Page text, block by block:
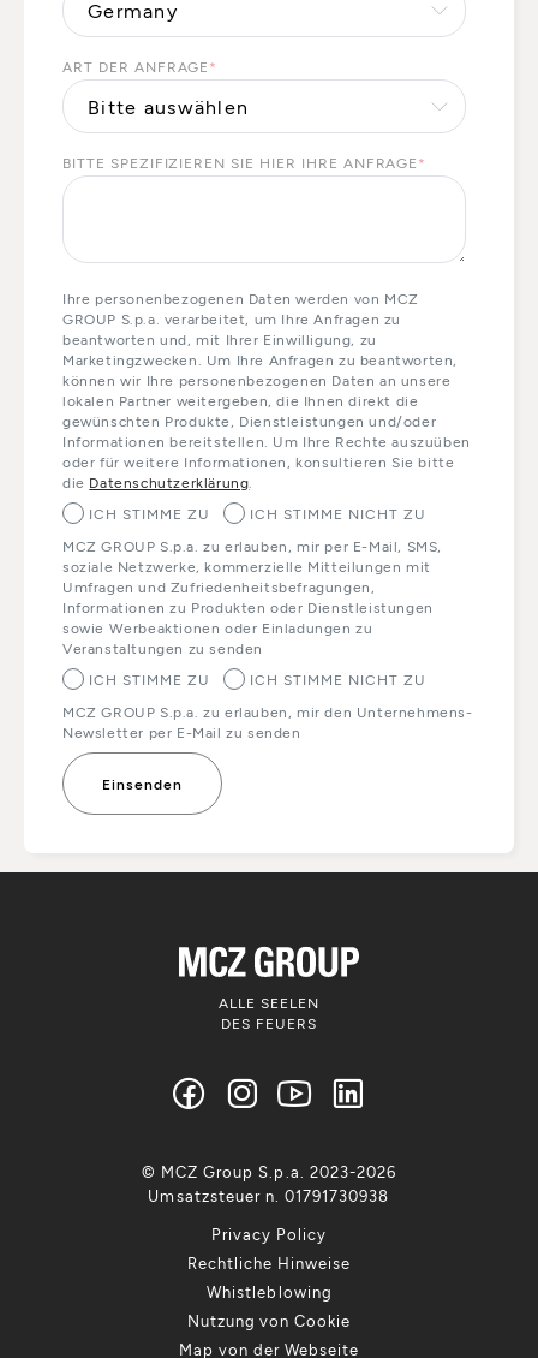
ART DER ANFRAGE *
BITTE SPEZIFIZIEREN SIE HIER IHRE ANFRAGE *
Ihre personenbezogenen Daten werden von MCZ
GROUP S.p.a. verarbeitet, um Ihre Anfragen zu
beantworten und, mit Ihrer Einwilligung, zu
Marketingzwecken. Um Ihre Anfragen zu beantworten,
können wir Ihre personenbezogenen Daten an unsere
lokalen Partner weitergeben, die Ihnen direkt die
gewünschten Produkte, Dienstleistungen und/oder
Informationen bereitstellen. Um Ihre Rechte auszuüben
oder für weitere Informationen, konsultieren Sie bitte
die Datenschutzerklärung
ICH STIMME ZU
ICH STIMME NICHT ZU
MCZ GROUP S.p.a. zu erlauben, mir per E-Mail, SMS,
soziale Netzwerke, kommerzielle Mitteilungen mit
Umfragen und Zufriedenheitsbefragungen,
Informationen zu Produkten oder Dienstleistungen
sowie Werbeaktionen oder Einladungen zu
Veranstaltungen zu senden
ICH STIMME ZU
ICH STIMME NICHT ZU
MCZ GROUP S.p.a. zu erlauben, mir den Unternehmens-
Newsletter per E-Mail zu senden
ALLE SEELEN
DES FEUERS
Privacy Policy
Rechtliche Hinweise
Whistleblowing
Nutzung von Cookie
Map von der Webseite
© MCZ Group S.p.a. 2023-2026
Umsatzsteuer n. 01791730938